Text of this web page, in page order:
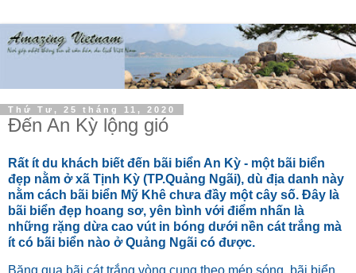
Thứ Tư, 25 tháng 11, 2020
Đến An Kỳ lộng gió
Rất ít du khách biết đến bãi biển An Kỳ - một bãi biển
đẹp nằm ở xã Tịnh Kỳ (TP.Quảng Ngãi), dù địa danh này
nằm cách bãi biển Mỹ Khê chưa đầy một cây số. Đây là
bãi biển đẹp hoang sơ, yên bình với điểm nhấn là
những rặng dừa cao vút in bóng dưới nền cát trắng mà
ít có bãi biển nào ở Quảng Ngãi có được.